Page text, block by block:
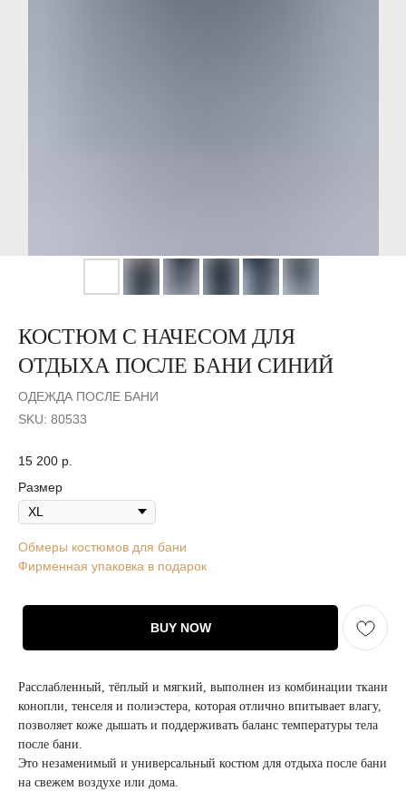
КОСТЮМ С НАЧЕСОМ ДЛЯ
ОТДЫХА ПОСЛЕ БАНИ СИНИЙ
ОДЕЖДА ПОСЛЕ БАНИ
SKU: 80533
15 200 р.
Размер
Обмеры костюмов для бани
Фирменная упаковка в подарок
BUY NOW
Расслабленный, тёплый и мягкий, выполнен из комбинации ткани
конопли, тенселя и полиэстера, которая отлично впитывает влагу,
позволяет коже дышать и поддерживать баланс температуры тела
после бани.
Это незаменимый и универсальный костюм для отдыха после бани
на свежем воздухе или дома.